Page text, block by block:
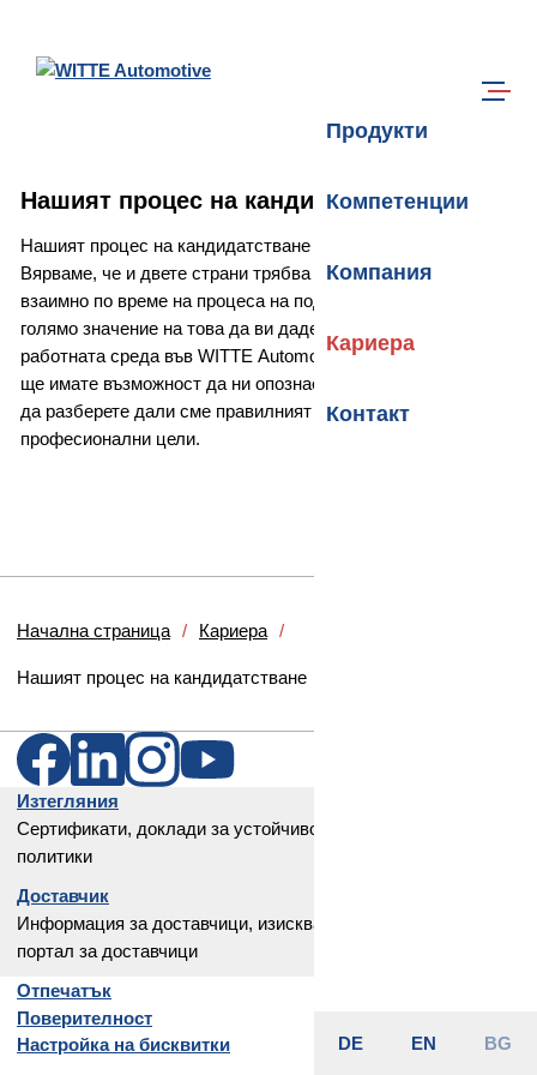
Меню
Продукти
Компетенции
Компания
Кариера
Контакт
DE EN BG
Нашият процес на кандидатстване
Нашият процес на кандидатстване е прозрачен и открит.
Вярваме, че и двете страни трябва да се опознаят и оценят
взаимно по време на процеса на подбор. Затова отдаваме
голямо значение на това да ви дадем ясна представа за
работната среда във WITTE Automotive. В същото време
ще имате възможност да ни опознаете като работодател и
да разберете дали сме правилният партньор за вашите
професионални цели.
Начална страница Кариера
Нашият процес на кандидатстване
Изтегляния
Сертификати, доклади за устойчивост и корпоративни
политики
Доставчик
Информация за доставчици, изисквания на производителя и
портал за доставчици
Отпечатък
Поверителност
Настройка на бисквитки